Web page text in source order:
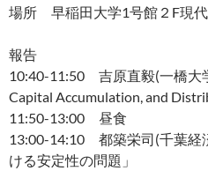
場所 早稲田大学1号館２F現
報告
10:40-11:50 吉原直毅(一橋大
Capital Accumulation, and
11:50-13:00 昼食
13:00-14:10 都築栄司(千葉
ける安定性の問題」